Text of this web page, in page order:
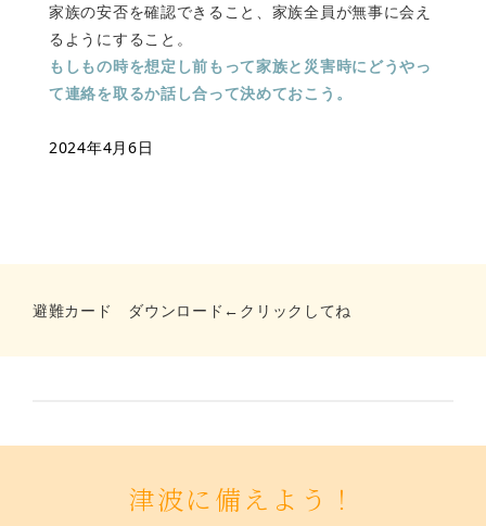
家族の安否を確認できること、家族全員が無事に会え
るようにすること。
もしもの時を想定し前もって家族と災害時にどうやっ
て連絡を取るか話し合って決めておこう。
2024年4月6日
避難カード ダウンロード ←クリックしてね
津波に備えよう！